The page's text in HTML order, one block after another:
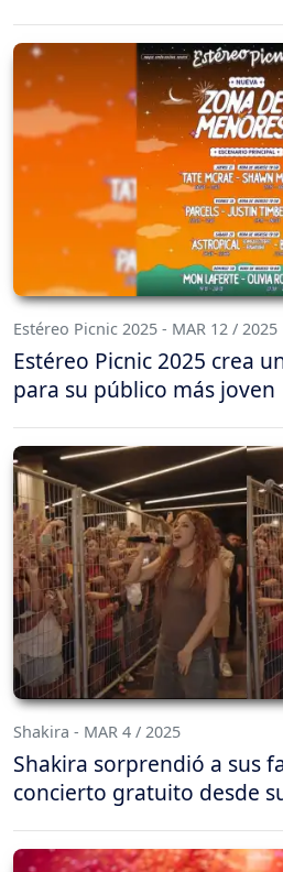
Estéreo Picnic 2025 - MAR 12 / 2025
Estéreo Picnic 2025 crea
para su público más joven
Shakira - MAR 4 / 2025
Shakira sorprendió a sus
concierto gratuito desde